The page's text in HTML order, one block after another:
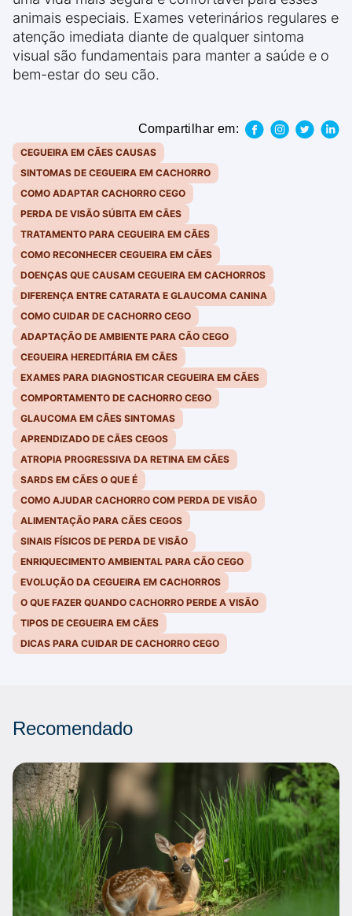
animais especiais. Exames veterinários regulares e
atenção imediata diante de qualquer sintoma
visual são fundamentais para manter a saúde e o
bem-estar do seu cão.
Compartilhar em:
CEGUEIRA EM CÃES CAUSAS
SINTOMAS DE CEGUEIRA EM CACHORRO
COMO ADAPTAR CACHORRO CEGO
PERDA DE VISÃO SÚBITA EM CÃES
TRATAMENTO PARA CEGUEIRA EM CÃES
COMO RECONHECER CEGUEIRA EM CÃES
DOENÇAS QUE CAUSAM CEGUEIRA EM CACHORROS
DIFERENÇA ENTRE CATARATA E GLAUCOMA CANINA
COMO CUIDAR DE CACHORRO CEGO
ADAPTAÇÃO DE AMBIENTE PARA CÃO CEGO
CEGUEIRA HEREDITÁRIA EM CÃES
EXAMES PARA DIAGNOSTICAR CEGUEIRA EM CÃES
COMPORTAMENTO DE CACHORRO CEGO
GLAUCOMA EM CÃES SINTOMAS
APRENDIZADO DE CÃES CEGOS
ATROPIA PROGRESSIVA DA RETINA EM CÃES
SARDS EM CÃES O QUE É
COMO AJUDAR CACHORRO COM PERDA DE VISÃO
ALIMENTAÇÃO PARA CÃES CEGOS
SINAIS FÍSICOS DE PERDA DE VISÃO
ENRIQUECIMENTO AMBIENTAL PARA CÃO CEGO
EVOLUÇÃO DA CEGUEIRA EM CACHORROS
O QUE FAZER QUANDO CACHORRO PERDE A VISÃO
TIPOS DE CEGUEIRA EM CÃES
DICAS PARA CUIDAR DE CACHORRO CEGO
Recomendado